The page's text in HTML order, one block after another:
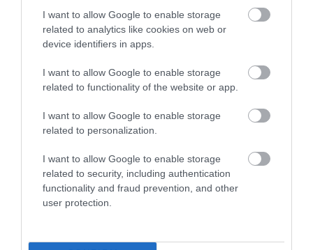
I want to allow Google to enable storage
related to analytics like cookies on web or
device identifiers in apps.
I want to allow Google to enable storage
related to functionality of the website or app.
I want to allow Google to enable storage
related to personalization.
I want to allow Google to enable storage
related to security, including authentication
functionality and fraud prevention, and other
user protection.
31.07.2026 15:10
Τι είναι η χολοκυστεκτομή στην οποία
υποβλήθηκε ο Μ.Χατζηγιάννης: Tα
συμπτώματα που οδηγούν στην επέμβαση